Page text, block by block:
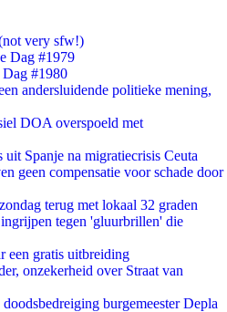
very sfw!)
Dag #1979
Dag #1980
andersluidende politieke mening,
DOA overspoeld met
Spanje na migratiecrisis Ceuta
geen compensatie voor schade door
terug met lokaal 32 graden
tegen 'gluurbrillen' die
een gratis uitbreiding
onzekerheid over Straat van
burgemeester Depla